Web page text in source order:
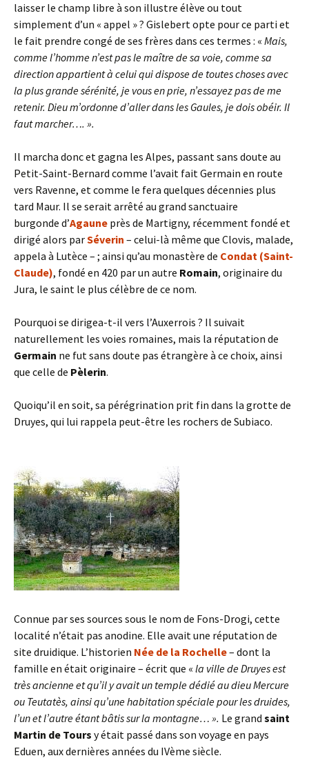
laisser le champ libre à son illustre élève ou tout
simplement d’un « appel » ? Gislebert opte pour ce parti et
le fait prendre congé de ses frères dans ces termes : « Mais,
comme l’homme n’est pas le maître de sa voie, comme sa
direction appartient à celui qui dispose de toutes choses avec
la plus grande sérénité, je vous en prie, n’essayez pas de me
retenir. Dieu m’ordonne d’aller dans les Gaules, je dois obéir. Il
faut marcher…. ».
Il marcha donc et gagna les Alpes, passant sans doute au
Petit-Saint-Bernard comme l’avait fait Germain en route
vers Ravenne, et comme le fera quelques décennies plus
tard Maur. Il se serait arrêté au grand sanctuaire
burgonde d’Agaune près de Martigny, récemment fondé et
dirigé alors parSéverin – celui-là même que Clovis, malade,
appela à Lutèce – ; ainsi qu’au monastère de Condat (Saint-
Claude), fondé en 420 par un autre Romain, originaire du
Jura, le saint le plus célèbre de ce nom.
Pourquoi se dirigea-t-il vers l’Auxerrois ? Il suivait
naturellement les voies romaines, mais la réputation de
Germain ne fut sans doute pas étrangère à ce choix, ainsi
que celle de Pèlerin.
Quoiqu’il en soit, sa pérégrination prit fin dans la grotte de
Druyes, qui lui rappela peut-être les rochers de Subiaco.
Connue par ses sources sous le nom de Fons-Drogi, cette
localité n’était pas anodine. Elle avait une réputation de
site druidique. L’historien Née de la Rochelle– dont la
famille en était originaire – écrit que « la ville de Druyes est
très ancienne et qu’il y avait un temple dédié au dieu Mercure
ou Teutatès, ainsi qu’une habitation spéciale pour les druides,
l’un et l’autre étant bâtis sur la montagne… ». Le grand saint
Martin de Tours y était passé dans son voyage en pays
Eduen, aux dernières années du IVème siècle.